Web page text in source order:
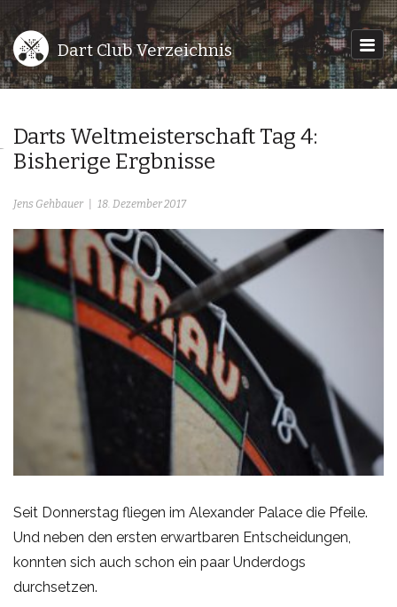
Dart Club Verzeichnis
Darts Weltmeisterschaft Tag 4:
Bisherige Ergbnisse
Jens Gehbauer 18. Dezember 2017
Seit Donnerstag fliegen im Alexander Palace die Pfeile.
Und neben den ersten erwartbaren Entscheidungen,
konnten sich auch schon ein paar Underdogs
durchsetzen.